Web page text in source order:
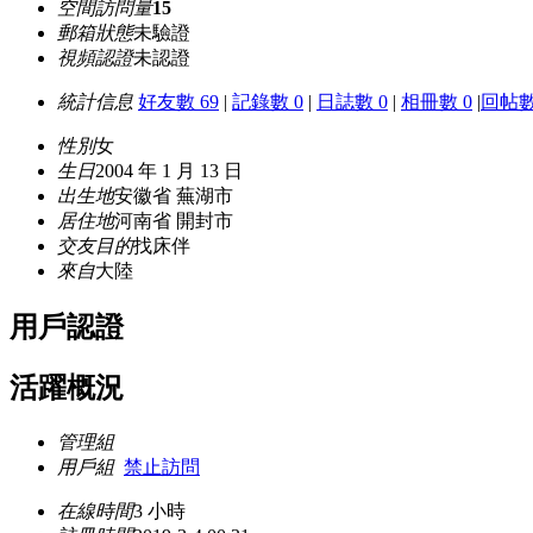
空間訪問量15
郵箱狀態未驗證
視頻認證未認證
統計信息 好友數 69 | 記錄數 0 | 日誌數 0 | 相冊數 0 |回帖
性別女
生日2004 年 1 月 13 日
出生地安徽省 蕪湖市
居住地河南省 開封市
交友目的找床伴
來自大陸
用戶認證
活躍概況
管理組
用戶組 禁止訪問
在線時間3 小時